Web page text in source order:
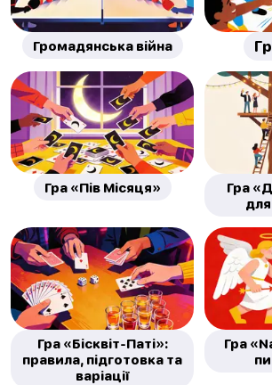
Громадянська війна
Гра «Пів Місяця»
Гра
Гра «Бісквіт-Паті»:
правила, підготовка та
варіації
Гра